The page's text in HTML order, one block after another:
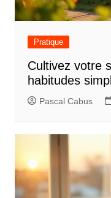
Pratique
Cultivez votre
habitudes
Pascal Cabus